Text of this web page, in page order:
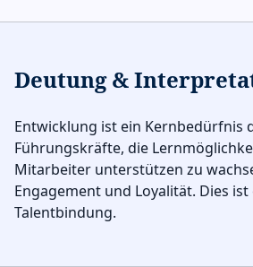
Deutung &
Entwicklung ist ein Kernbedürfnis
Führungskräfte, die
Mitarbeiter unterstützen zu
Engagement und Loyalität. Dies
Talentbindung.